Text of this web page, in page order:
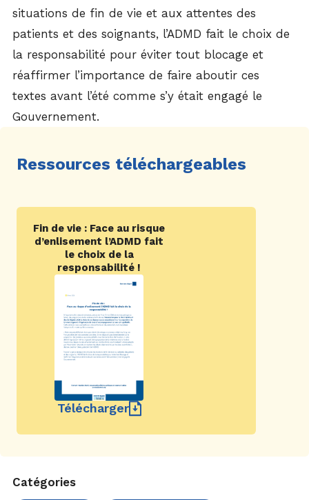
situations de fin de vie et aux attentes des
patients et des soignants, l’ADMD fait le choix de
la responsabilité pour éviter tout blocage et
réaffirmer l’importance de faire aboutir ces
textes avant l’été comme s’y était engagé le
Gouvernement.
Ressources téléchargeables
Fin de vie : Face au risque
d’enlisement l’ADMD fait
le choix de la
responsabilité !
Télécharger
Catégories